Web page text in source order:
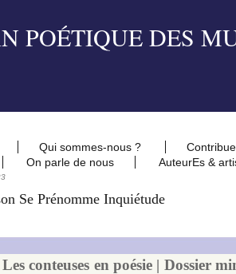
Qui sommes-nous ?
On parle de nous AuteurEs &
Se Prénomme Inquiétude
conteuses en poésie | Dossier